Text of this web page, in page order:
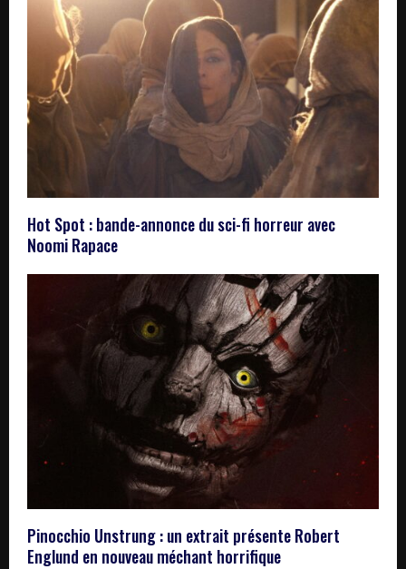
Hot Spot : bande-annonce du sci-fi horreur avec
Noomi Rapace
Pinocchio Unstrung : un extrait présente Robert
Englund en nouveau méchant horrifique